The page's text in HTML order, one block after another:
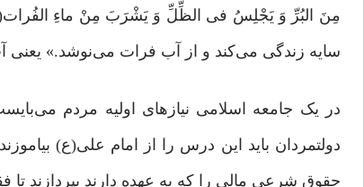
سایه زندگی می‌کند و از آب فرات می‌نوشد.» یعنی
در یک جامعه اسلامی نیازهای اولیه مردم
دولتمردان باید این درس را از امام علی(ع)
حقوق شرعی مالی را که به عهده دارند بپردازند